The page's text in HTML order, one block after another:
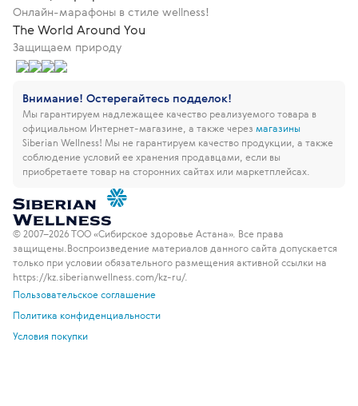
Онлайн-марафоны в стиле wellness!
The World Around You
Защищаем природу
Внимание! Остерегайтесь подделок!
Мы гарантируем надлежащее качество реализуемого товара в
официальном Интернет-магазине, а также через магазины
Siberian Wellness! Мы не гарантируем качество продукции, а также
соблюдение условий ее хранения продавцами, если вы
приобретаете товар на сторонних сайтах или маркетплейсах.
© 2007–2026 ТОО «Сибирское здоровье Астана». Все права
защищены. Воспроизведение материалов данного сайта допускается
только при условии обязательного размещения активной ссылки на
https://kz.siberianwellness.com/kz-ru/.
Пользовательское соглашение
Политика конфиденциальности
Условия покупки